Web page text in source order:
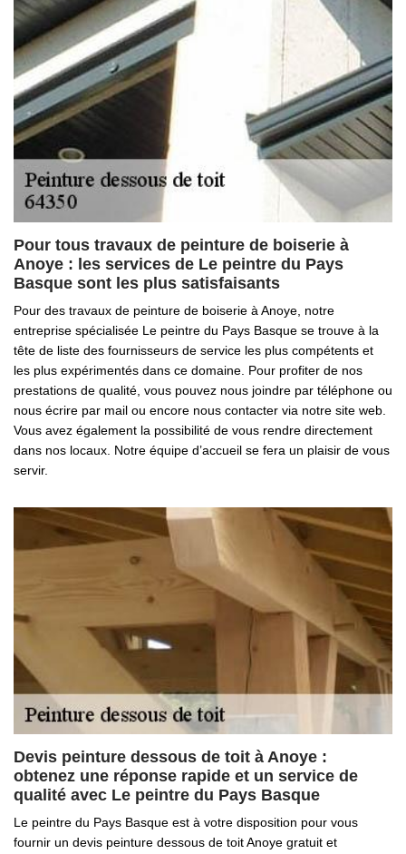
Pour tous travaux de peinture de boiserie à
Anoye : les services de Le peintre du Pays
Basque sont les plus satisfaisants
Pour des travaux de peinture de boiserie à Anoye, notre
entreprise spécialisée Le peintre du Pays Basque se trouve à la
tête de liste des fournisseurs de service les plus compétents et
les plus expérimentés dans ce domaine. Pour profiter de nos
prestations de qualité, vous pouvez nous joindre par téléphone ou
nous écrire par mail ou encore nous contacter via notre site web.
Vous avez également la possibilité de vous rendre directement
dans nos locaux. Notre équipe d’accueil se fera un plaisir de vous
servir.
Devis peinture dessous de toit à Anoye :
obtenez une réponse rapide et un service de
qualité avec Le peintre du Pays Basque
Le peintre du Pays Basque est à votre disposition pour vous
fournir un devis peinture dessous de toit Anoye gratuit et